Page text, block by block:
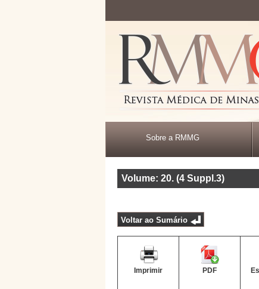
Sobre a RMMG
Volume: 20. (4 Suppl.3)
Voltar ao Sumário
Imprimir PDF